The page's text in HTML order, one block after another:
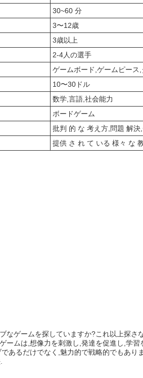
30~60 分
3〜12歳
3歳以上
2-4人の選手
ゲームボード,ゲームピース
10〜30ドル
数学,言語,社会能力
ボードゲーム
批判 的 な 考え方,問題 解
提供 さ れ て いる 様々 な
なゲームを探していますか?これ以上探
ームは,想像力を刺激し,発達を促進し,学
あるだけでなく,魅力的で戦略的でもあ